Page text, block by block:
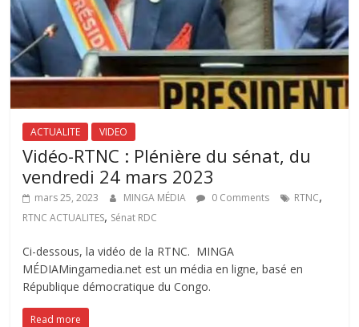
ACTUALITE VIDEO
Vidéo-RTNC : Plénière du sénat, du
vendredi 24 mars 2023
mars 25, 2023 MINGA MÉDIA 0 Comments RTNC,
RTNC ACTUALITES, Sénat RDC
Ci-dessous, la vidéo de la RTNC. MINGA
MÉDIAMingamedia.net est un média en ligne, basé en
République démocratique du Congo.
Read more